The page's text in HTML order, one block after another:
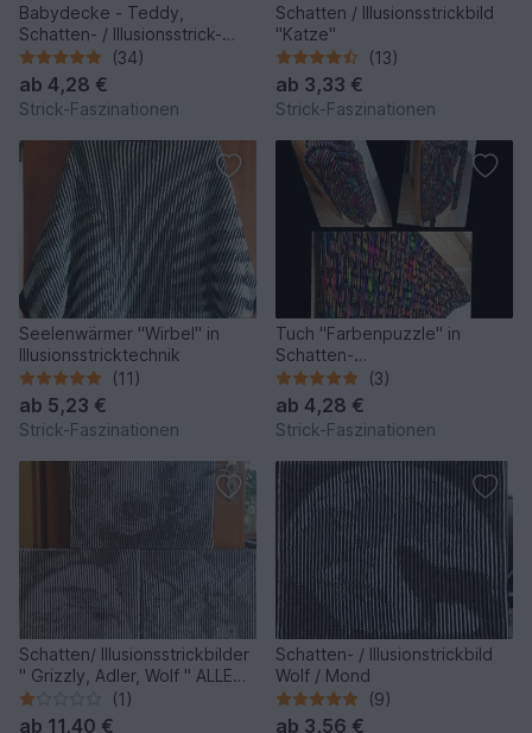
Babydecke - Teddy,
Schatten- / Illusionsstrick-
Technik
(34)
ab 4,28 €
Strick-Faszinationen
Schatten / Illusionsstrickbild
"Katze"
(13)
ab 3,33 €
Strick-Faszinationen
Seelenwärmer "Wirbel" in
Illusionsstricktechnik
(11)
ab 5,23 €
Strick-Faszinationen
Tuch "Farbenpuzzle" in
Schatten-
/Illusionsstricktechnik
(3)
ab 4,28 €
Strick-Faszinationen
Schatten/ Illusionsstrickbilder
" Grizzly, Adler, Wolf " ALLE
DREI
(1)
ab 11,40 €
Schatten- / Illusionstrickbild
Wolf / Mond
(9)
ab 3,56 €